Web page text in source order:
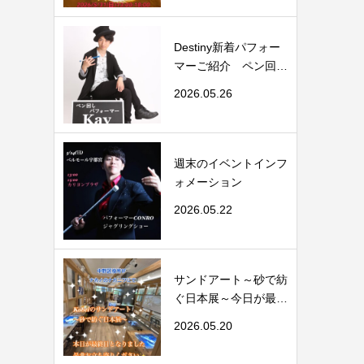
Destiny新着パフォー
マーご紹介 ペン回し
2026.05.26
週末のイベントインフ
ォメーション
2026.05.22
サンドアート～砂で紡
ぐ日本展～今日が最終
2026.05.20